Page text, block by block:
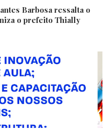
Barbosa ressalta o
o prefeito Thially